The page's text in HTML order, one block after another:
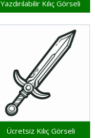
Yazdırılabilir Kılıç Görseli
Ücretsiz Kılıç Görseli